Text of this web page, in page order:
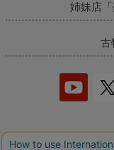
姉妹店
古
当店の偽サイトにご注